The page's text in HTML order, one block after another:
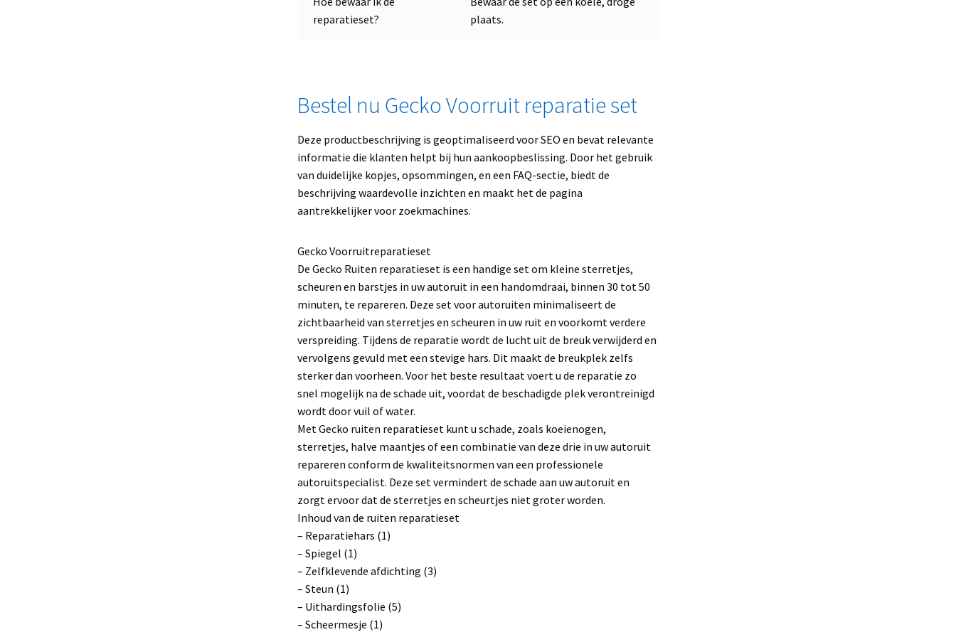
reparatieset?
plaats.
Bestel nu Gecko Voorruit reparatie set
Deze productbeschrijving is geoptimaliseerd voor SEO en bevat relevante
informatie die klanten helpt bij hun aankoopbeslissing. Door het gebruik
van duidelijke kopjes, opsommingen, en een FAQ-sectie, biedt de
beschrijving waardevolle inzichten en maakt het de pagina
aantrekkelijker voor zoekmachines.
Gecko Voorruitreparatieset
De Gecko Ruiten reparatieset is een handige set om kleine sterretjes,
scheuren en barstjes in uw autoruit in een handomdraai, binnen 30 tot 50
minuten, te repareren. Deze set voor autoruiten minimaliseert de
zichtbaarheid van sterretjes en scheuren in uw ruit en voorkomt verdere
verspreiding. Tijdens de reparatie wordt de lucht uit de breuk verwijderd en
vervolgens gevuld met een stevige hars. Dit maakt de breukplek zelfs
sterker dan voorheen. Voor het beste resultaat voert u de reparatie zo
snel mogelijk na de schade uit, voordat de beschadigde plek verontreinigd
wordt door vuil of water.
Met Gecko ruiten reparatieset kunt u schade, zoals koeienogen,
sterretjes, halve maantjes of een combinatie van deze drie in uw autoruit
repareren conform de kwaliteitsnormen van een professionele
autoruitspecialist. Deze set vermindert de schade aan uw autoruit en
zorgt ervoor dat de sterretjes en scheurtjes niet groter worden.
Inhoud van de ruiten reparatieset
– Reparatiehars (1)
– Spiegel (1)
– Zelfklevende afdichting (3)
– Steun (1)
– Uithardingsfolie (5)
– Scheermesje (1)